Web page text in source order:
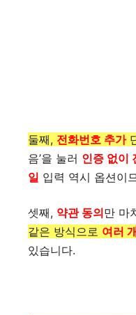
둘째, 전화번호 추가
음’을 눌러 인증 없이
일 입력 역시 옵션이
셋째, 약관 동의만 마
같은 방식으로 여러
있습니다.